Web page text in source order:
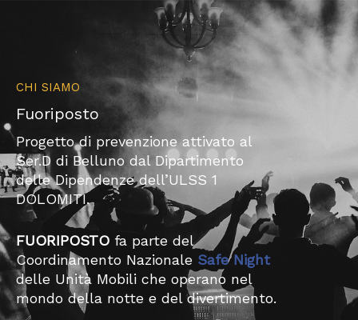
CHI SIAMO
Fuoriposto
Progetto di prevenzione attivato al
Ser.D di Belluno dal Dipartimento
delle Dipendenze dell’ULSS 1
DOLOMITI.​
FUORIPOSTO fa parte del
Coordinamento Nazionale Safe Night
delle Unità Mobili che operano nel
mondo della notte e del divertimento.